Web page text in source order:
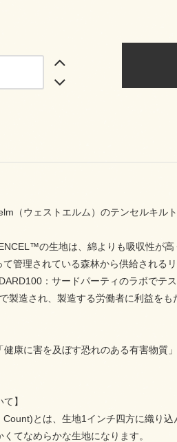
（ウェストエルム）のテンセルキル
の生地は、綿よりも吸収性が高
管理されている森林から供給される
：サードパーティのラボでテ
造され、製造する労働者に利益をも
康に害を及ぼす恐れのある有害物質
】
とは、生地1インチ四方に織り込
てなめらかな生地になります。